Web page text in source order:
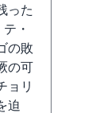
った
・
の敗
の可
ョリ
迫